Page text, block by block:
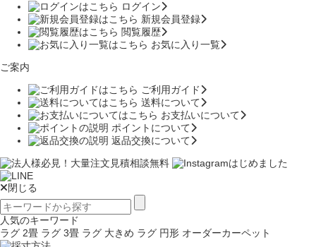
ログイン
新規会員登録
閲覧履歴
お気に入り一覧
ご案内
ご利用ガイド
送料について
お支払いについて
ポイントについて
返品交換について
閉じる
人気のキーワード
ラグ 2畳 ラグ 3畳 ラグ 大きめ ラグ 円形 オーダーカーペット